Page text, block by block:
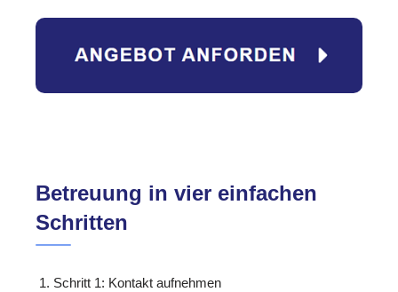
Betreuung in vier einfachen
Schritten
Schritt 1: Kontakt aufnehmen